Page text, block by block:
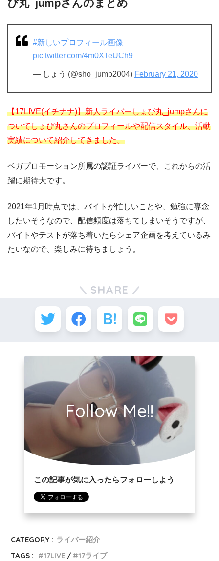
ぴ丸_jumpさんの まとめ
#新しいプロフィール画像
pic.twitter.com/4m0XTeUCh9
— しょう (@sho_jump2004) February 21, 2020
【17LIVE(イチナナ)】新人ライバーしょぴ丸_jumpさんに
ついてしょぴ丸さんのプロフィールや配信スタイル、活動
実績について紹介してきました。
ベガプロモーション所属の認証ライバーで、これからの活
躍に期待大です。
2021年1月時点では、バイトが忙しいことや、勉強に専念
したいそうなので、配信頻度は落ちてしまいそうですが、
バイトやテストが落ち着いたらシェア企画を考えているみ
たいなので、楽しみに待ちましょう。
SHARE
Follow Me!!
この記事が気に入ったらフォローしよう
CATEGORY : ライバー紹介
TAGS :
17LIVE 17ライブ